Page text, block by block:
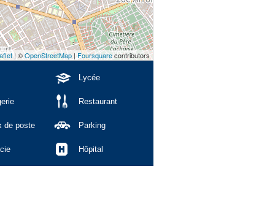
| ©OpenStreetMap |Foursquarecontributors
Lycée
Restaurant
de poste Parking
Hôpital